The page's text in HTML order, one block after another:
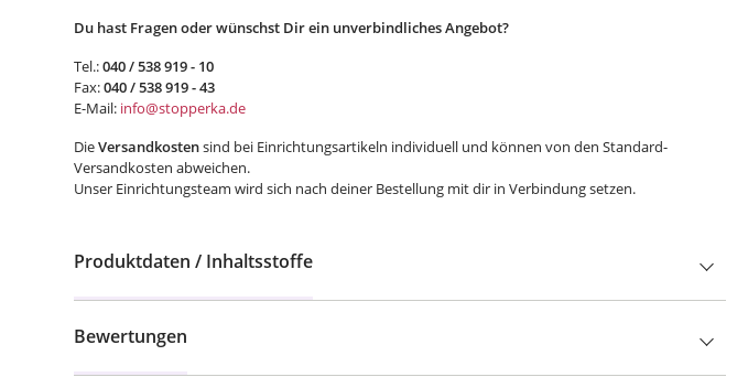
Du hast Fragen oder wünschst Dir ein unverbindliches Angebot?
Tel.:040 / 538 919 - 10
Fax:040 / 538 919 - 43
E-Mail: info@stopperka.de
DieVersandkostensind bei Einrichtungsartikeln individuell und können von den Standard-
Versandkosten abweichen.
Unser Einrichtungsteam wird sich nach deiner Bestellung mit dir in Verbindung setzen.
Produktdaten / Inhaltsstoffe
Bewertungen